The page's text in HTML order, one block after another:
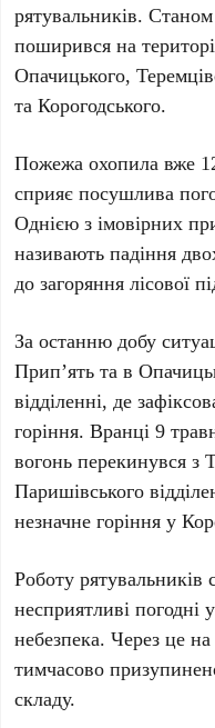
рятувальників.
поширився на
Опачицького,
таКорогодського.
Пожежа охопила вже
сприяє посушлива
Однією з імовірних
називають падіння
до загоряння лісової
За останню добу
Прип’ять та в
відділенні, де
горіння. Вранці9
вогонь перекинувся з
Паришівського
незначне горіння у
Роботу
несприятливі
небезпека. Через це на
тимчасово
складу.